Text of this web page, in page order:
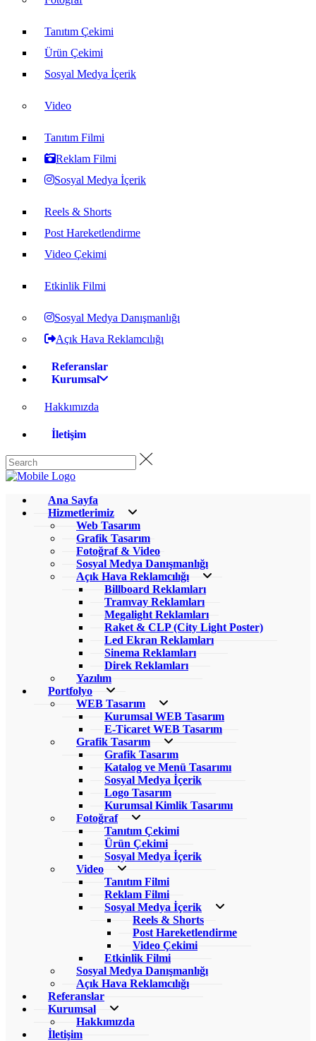
Tanıtım Çekimi
Ürün Çekimi
Sosyal Medya İçerik
Video
Tanıtım Filmi
Reklam Filmi
Sosyal Medya İçerik
Reels & Shorts
Post Hareketlendirme
Video Çekimi
Etkinlik Filmi
Sosyal Medya Danışmanlığı
Açık Hava Reklamcılığı
Referanslar
Kurumsal
Hakkımızda
İletişim
Ana Sayfa
Hizmetlerimiz
Web Tasarım
Grafik Tasarım
Fotoğraf & Video
Sosyal Medya Danışmanlığı
Açık Hava Reklamcılığı
Billboard Reklamları
Tramvay Reklamları
Megalight Reklamları
Raket & CLP (City Light Poster)
Led Ekran Reklamları
Sinema Reklamları
Direk Reklamları
Yazılım
Portfolyo
WEB Tasarım
Kurumsal WEB Tasarım
E-Ticaret WEB Tasarım
Grafik Tasarım
Grafik Tasarım
Katalog ve Menü Tasarımı
Sosyal Medya İçerik
Logo Tasarım
Kurumsal Kimlik Tasarımı
Fotoğraf
Tanıtım Çekimi
Ürün Çekimi
Sosyal Medya İçerik
Video
Tanıtım Filmi
Reklam Filmi
Sosyal Medya İçerik
Reels & Shorts
Post Hareketlendirme
Video Çekimi
Etkinlik Filmi
Sosyal Medya Danışmanlığı
Açık Hava Reklamcılığı
Referanslar
Kurumsal
Hakkımızda
İletişim